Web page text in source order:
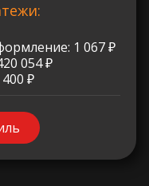
1 067 ₽
054 ₽
₽